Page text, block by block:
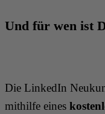
Und für wen ist
Die LinkedIn
mithilfe eines